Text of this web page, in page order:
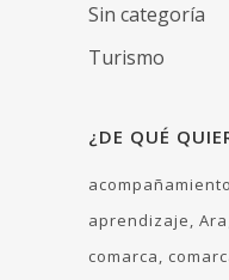
Sin categoría
Turismo
¿DE QUÉ
acompañamiento
aprendizaje
comarca